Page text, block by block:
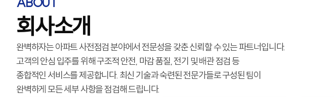
회사소개
완벽하자는 아파트 사전점검 분야에서전문성을 갖춘 신뢰할 수 있는 파트너입니다.
고객의 안심 입주를 위해 구조적 안전, 마감 품질, 전기 및 배관 점검 등
종합적인 서비스를 제공합니다. 최신 기술과 숙련된 전문가들로 구성된 팀이
완벽하게 모든 세부 사항을 점검해 드립니다.